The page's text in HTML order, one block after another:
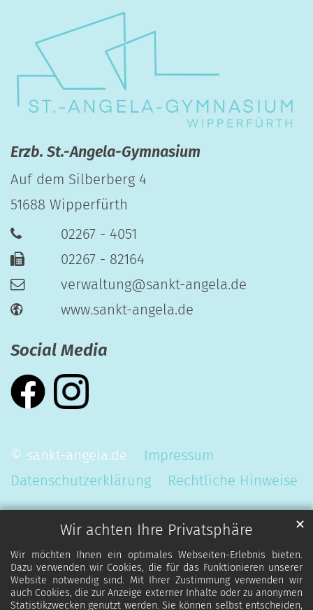
Wir achten Ihre Privatsphäre
Wir möchten Ihnen ein optimales Webseiten-Erlebnis bieten.
Dazu verwenden wir Cookies, die für das Funktionieren unserer
Website notwendig sind. Mit Ihrer Zustimmung verwenden wir
auch Cookies, die zur Anzeige externer Inhalte oder zu anonymen
Statistikzwecken genutzt werden. Sie können selbst entscheiden,
✕
Erzb. St.-Angela-Gymnasium
Auf dem Silberberg 4
51688 Wipperfürth
02267 - 4051
02267 - 82164
verwaltung@sankt-angela.de
www.sankt-angela.de
Social Media
© sankt-angela.de
Impressum
Datenschutzerklärung
Rechtliche Hinweise